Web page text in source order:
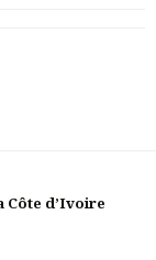
Côte d’Ivoire